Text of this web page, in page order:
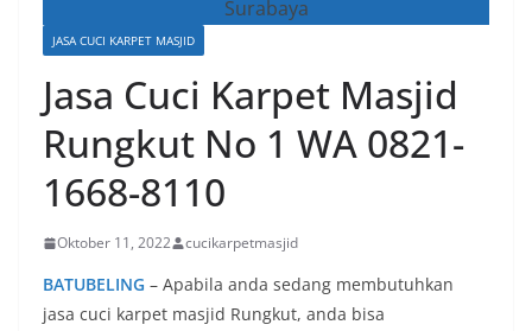
JASA CUCI KARPET MASJID
Jasa Cuci Karpet Masjid
Rungkut No 1 WA 0821-
1668-8110
Oktober 11, 2022 cucikarpetmasjid
BATUBELING – Apabila anda sedang membutuhkan
jasa cuci karpet masjid Rungkut, anda bisa